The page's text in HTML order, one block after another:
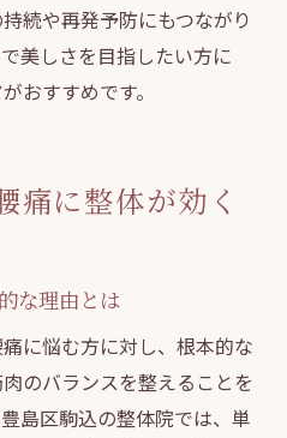
続や再発予防にもつながり
美しさを目指したい方に
おすすめです。
痛に整体が効く
な理由とは
に悩む方に対し、根本的な
のバランスを整えることを
島区駒込の整体院では、単